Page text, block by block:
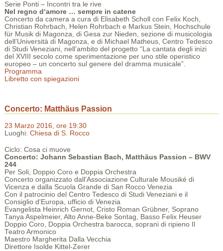
Serie Ponti – Incontri tra le rive
Nel regno d‘amore … sempre in catene
Concerto da camera a cura di Elisabeth Scholl con Felix Koch,
Christian Rohrbach, Helen Rohrbach e Markus Stein, Hochschule
für Musik di Magonza, di Gesa zur Nieden, sezione di musicologia
dell’Università di Magonza, e di Michael Matheus, Centro Tedesco
di Studi Veneziani, nell’ambito del progetto “La cantata degli inizi
del XVIII secolo come sperimentazione per uno stile operistico
europeo – un concerto sul genere del dramma musicale”.
Programma
Libretto con spiegazioni
Concerto: Matthäus Passion
23 Marzo 2016, ore 19:30
Luoghi: Chiesa di S. Rocco
Ciclo: Cosa ci muove
Concerto: Johann Sebastian Bach, Matthäus Passion – BWV
244
Per Soli, Doppio Coro e Doppia Orchestra
Concerto organizzato dall’Associazione Culturale Mousiké di
Vicenza e dalla Scuola Grande di San Rocco Venezia
Con il patrocinio del Centro Tedesco di Studi Veneziani e il
Consiglio d'Europa, ufficio di Venezia
Evangelista Heinrich Gernot, Cristo Roman Grübner, Soprano
Tanya Aspelmeier, Alto Anne-Beke Sontag, Basso Felix Heuser
Doppio Coro, Doppia Orchestra barocca, soprani di ripieno Il
Teatro Armonico
Maestro Margherita Dalla Vecchia
Direttore Isolde Kittel-Zerer